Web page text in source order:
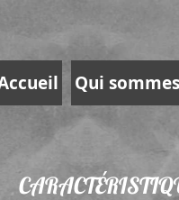
Qui